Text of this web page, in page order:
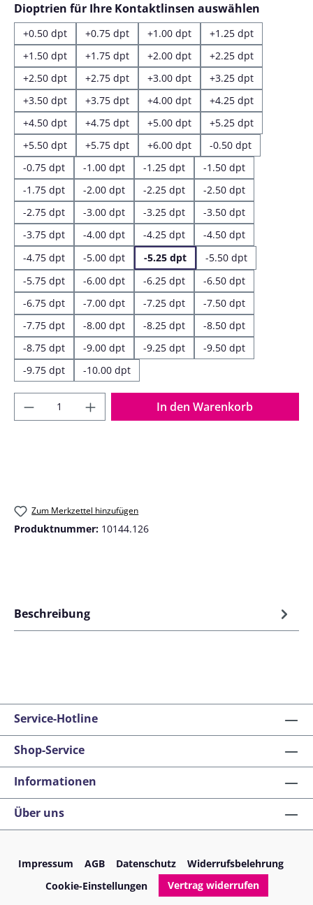
Dioptrien für Ihre Kontaktlinsen auswählen
+0.50 dpt +0.75 dpt +1.00 dpt
+1.25 dpt
+1.50 dpt
+1.75 dpt +2.00 dpt
+2.25 dpt
+2.50 dpt
+2.75 dpt +3.00 dpt
+3.25 dpt
+3.50 dpt
+3.75 dpt +4.00 dpt
+4.25 dpt
+4.50 dpt
+4.75 dpt +5.00 dpt
+5.25 dpt
+5.50 dpt
+5.75 dpt +6.00 dpt
-0.50 dpt
-0.75 dpt
-1.00 dpt -1.25 dpt
-1.50 dpt
-1.75 dpt
-2.00 dpt -2.25 dpt
-2.50 dpt
-2.75 dpt
-3.00 dpt -3.25 dpt
-3.50 dpt
-3.75 dpt
-4.00 dpt -4.25 dpt
-4.50 dpt
-4.75 dpt
-5.00 dpt -5.25 dpt
-5.50 dpt
-5.75 dpt
-6.00 dpt -6.25 dpt
-6.50 dpt
-6.75 dpt
-7.00 dpt -7.25 dpt
-7.50 dpt
-7.75 dpt
-8.00 dpt -8.25 dpt
-8.50 dpt
-8.75 dpt
-9.00 dpt -9.25 dpt
-9.50 dpt
-9.75 dpt
-10.00 dpt
Produkt Anzahl: Gib den gewünschten
In den Warenkorb
Zum Merkzettel hinzufügen
Produktnummer: 10144.126
Beschreibung
Service-Hotline
Shop-Service
Informationen
Über uns
Impressum AGB Datenschutz
Widerrufsbelehrung
Cookie-Einstellungen
Vertrag widerrufen